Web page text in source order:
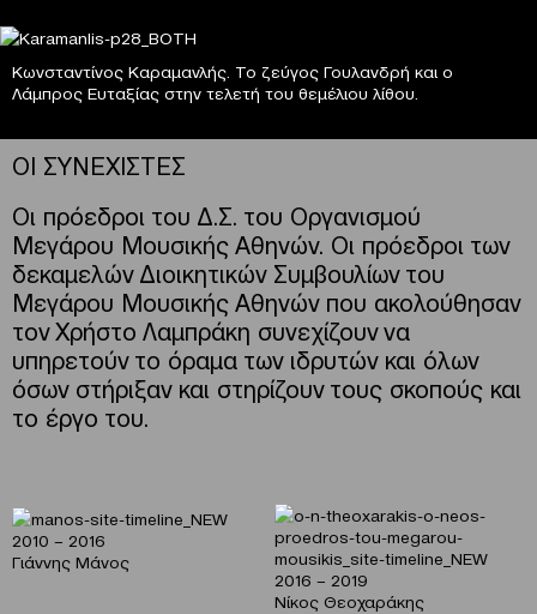
Κωνσταντίνος Καραμανλής. Το ζεύγος Γουλανδρή και ο
Λάμπρος Ευταξίας στην τελετή του θεμέλιου λίθου.
ΟΙ ΣΥΝΕΧΙΣΤΕΣ
Οι πρόεδροι του Δ.Σ. του Οργανισμού
Μεγάρου Μουσικής Αθηνών. Οι πρόεδροι των
δεκαμελών Διοικητικών Συμβουλίων του
Μεγάρου Μουσικής Αθηνών που ακολούθησαν
τον Χρήστο Λαμπράκη συνεχίζουν να
υπηρετούν το όραμα των ιδρυτών και όλων
όσων στήριξαν και στηρίζουν τους σκοπούς και
το έργο του.
2010 – 2016
Γιάννης Μάνος
2016 – 2019
Νίκος Θεοχαράκης